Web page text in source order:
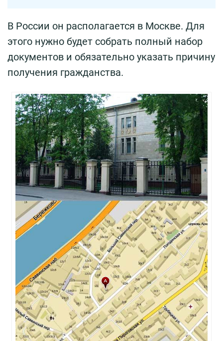
В России он располагается в Москве. Для
этого нужно будет собрать полный набор
документов и обязательно указать причину
получения гражданства.